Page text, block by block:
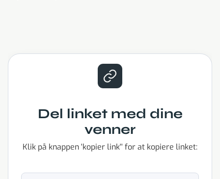
Del linket med dine
venner
Klik på knappen 'kopier link'' for at kopiere linket: